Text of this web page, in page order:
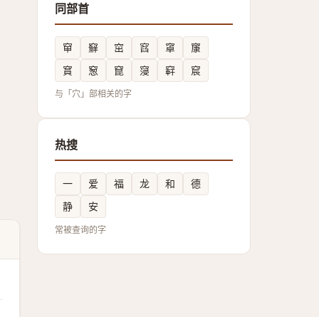
同部首
䆘 䇁 窋 窞 窧
䆲
䆬
䆫 窤 䆮 䆭 䆣
与「穴」部相关的字
热搜
一 爱 福 龙 和
德
静
安
常被查询的字